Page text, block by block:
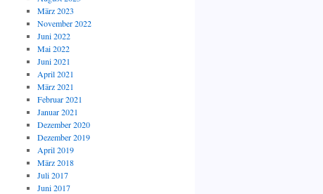
März 2023
November 2022
Juni 2022
Mai 2022
Juni 2021
April 2021
März 2021
Februar 2021
Januar 2021
Dezember 2020
Dezember 2019
April 2019
März 2018
Juli 2017
Juni 2017